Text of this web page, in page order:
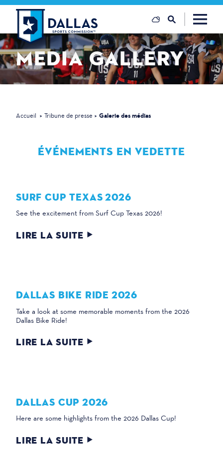
Skip to content
MEDIA GALLERY
Accueil Tribune de presse Galerie des médias
ÉVÉNEMENTS EN VEDETTE
SURF CUP TEXAS 2026
See the excitement from Surf Cup Texas 2026!
LIRE LA SUITE
DALLAS BIKE RIDE 2026
Take a look at some memorable moments from the 2026
Dallas Bike Ride!
LIRE LA SUITE
DALLAS CUP 2026
Here are some highlights from the 2026 Dallas Cup!
LIRE LA SUITE